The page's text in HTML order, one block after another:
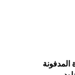
المدفونة